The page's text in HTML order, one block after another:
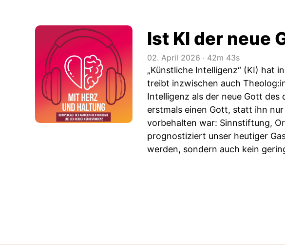
Ist KI der neue
02. April 2026 ‧ 42m 43s
„Künstliche Intelligenz“ (KI) hat
treibt inzwischen auch
Intelligenz als der neue Gott
erstmals einen Gott, statt ihn
vorbehalten war: Sinnstiftung,
prognostiziert unser heutiger
werden, sondern auch kein